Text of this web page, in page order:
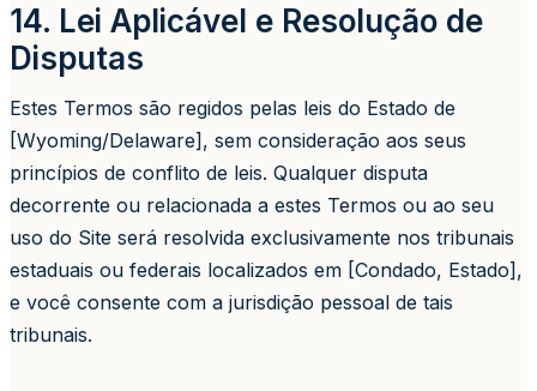
14. Lei Aplicável e Resolução de
Disputas
Estes Termos são regidos pelas leis do Estado de
[Wyoming/Delaware], sem consideração aos seus
princípios de conflito de leis. Qualquer disputa
decorrente ou relacionada a estes Termos ou ao seu
uso do Site será resolvida exclusivamente nos tribunais
estaduais ou federais localizados em [Condado, Estado],
e você consente com a jurisdição pessoal de tais
tribunais.